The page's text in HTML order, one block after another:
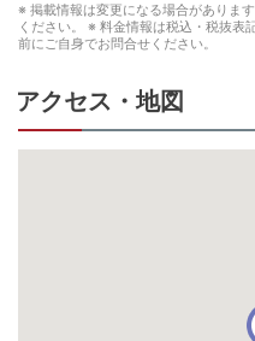
※ 掲載情報は変更になる場合がありま
ください。
※ 料金情報は税込・税抜表
前にご自身でお問合せください。
アクセス・地図